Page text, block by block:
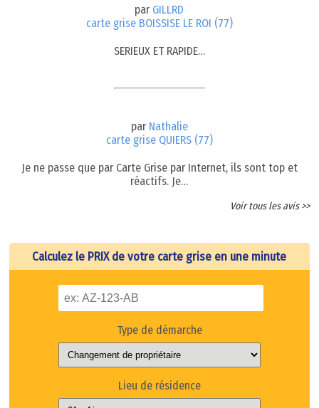
par GILLRD
carte grise BOISSISE LE ROI (77)
SERIEUX ET RAPIDE…
par Nathalie
carte grise QUIERS (77)
Je ne passe que par Carte Grise par Internet, ils sont top et
réactifs. Je…
Voir tous les avis >>
Calculez le PRIX de votre carte grise en une minute
Type de démarche
Lieu de résidence